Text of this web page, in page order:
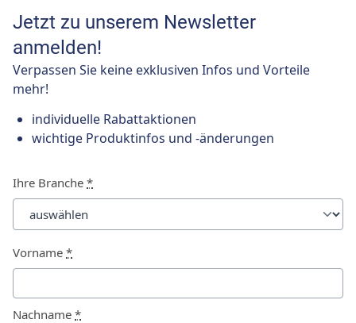
Jetzt zu unserem Newsletter
anmelden!
Verpassen Sie keine exklusiven Infos und Vorteile
mehr!
individuelle Rabattaktionen
wichtige Produktinfos und -änderungen
Ihre Branche *
Vorname *
Nachname *